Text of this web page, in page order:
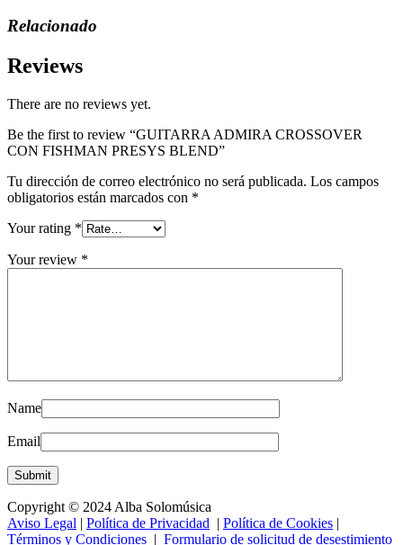
Relacionado
Reviews
There are no reviews yet.
Be the first to review “GUITARRA ADMIRA CROSSOVER
CON FISHMAN PRESYS BLEND”
Tu dirección de correo electrónico no será publicada. Los campos
obligatorios están marcados con *
Your rating *
Your review *
Name
Email
Copyright © 2024 Alba Solomúsica
Aviso Legal | Política de Privacidad | Política de Cookies |
Términos y Condiciones | Formulario de solicitud de desestimiento